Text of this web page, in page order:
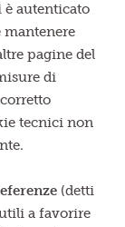
è autenticato
mantenere
pagine del
di
tecnici non
(detti
a favorire